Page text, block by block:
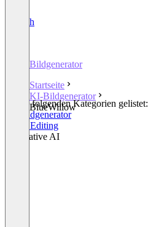
English
KI-Bildgenerator
Startseite
KI-Bildgenerator
BlueWillow
In den folgenden Kategorien gelistet:
KI-Bildgenerator
Photo Editing
Generative AI